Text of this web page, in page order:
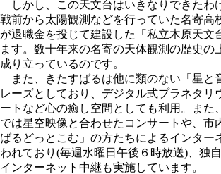
しかし、この天文台はいきなりできたわ
戦前から太陽観測などを行っていた名寄高
が退職金を投じて建設した「私立木原天文
ます。数十年来の名寄の天体観測の歴史の
成り立っているのです。
また、きたすばるは他に類のない「星と
レーズとしており、デジタル式プラネタリ
ートなど心の癒し空間としても利用。また
では星空映像と合わせたコンサートや、市
ばるどっとこむ」の方たちによるインター
われており(毎週水曜日午後６時放送)、独
インターネット中継も実施しています。